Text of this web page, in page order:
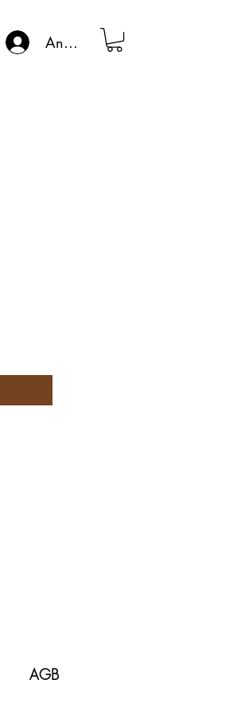
Kunden - Login
Anmelden
AGB